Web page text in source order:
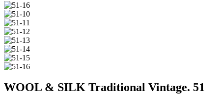
WOOL & SILK Traditional Vintage. 51